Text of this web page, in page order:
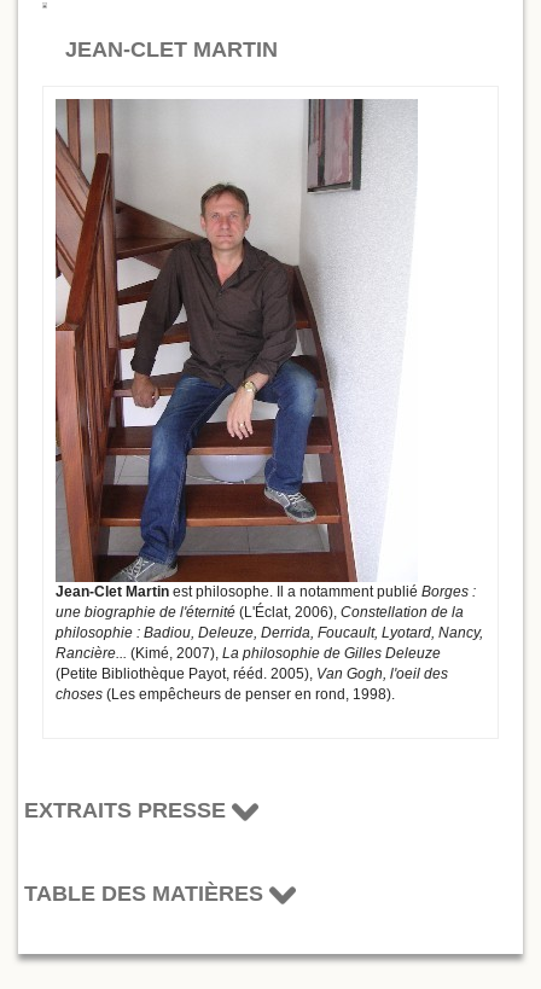
JEAN-CLET MARTIN
Jean-Clet Martin est philosophe. Il a notamment publié Borges :
une biographie de l'éternité (L'Éclat, 2006), Constellation de la
philosophie : Badiou, Deleuze, Derrida, Foucault, Lyotard, Nancy,
Rancière... (Kimé, 2007), La philosophie de Gilles Deleuze
(Petite Bibliothèque Payot, rééd. 2005), Van Gogh, l'oeil des
choses (Les empêcheurs de penser en rond, 1998).
EXTRAITS PRESSE
TABLE DES MATIÈRES